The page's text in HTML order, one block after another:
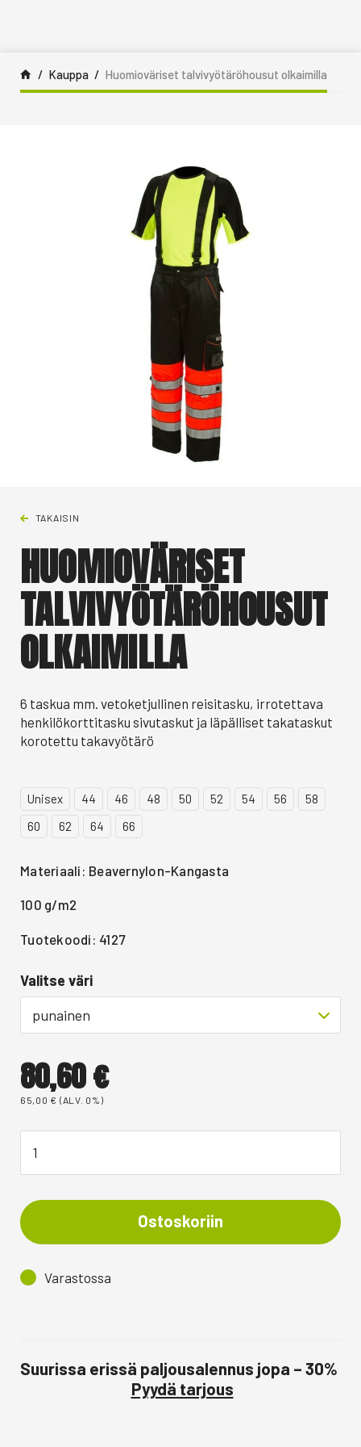
Kauppa Huomioväriset talvivyötäröhousut olkaimilla
TAKAISIN
HUOMIOVÄRISET
TALVIVYÖTÄRÖHOUSUT
OLKAIMILLA
6 taskua mm. vetoketjullinen reisitasku, irrotettava
henkilökorttitasku sivutaskut ja läpälliset takataskut
korotettu takavyötärö
Unisex 44 46 48 50 52 54 56
58
60
62 64 66
Materiaali: Beavernylon-Kangasta
100 g/m2
Tuotekoodi: 4127
Valitse väri
punainen
80,60€
65,00 € (ALV. 0%)
Ostoskoriin
Varastossa
Suurissa erissä paljousalennus jopa – 30%
Pyydä tarjous